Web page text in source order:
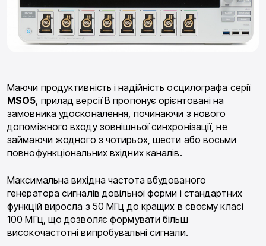
Маючи продуктивність і надійність осцилографа серії
MSO5 , прилад версії В пропонує орієнтовані на
замовника удосконалення, починаючи з нового
допоміжного входу зовнішньої синхронізації, не
займаючи жодного з чотирьох, шести або восьми
повнофункціональних вхідних каналів.
Максимальна вихідна частота вбудованого
генератора сигналів довільної форми і стандартних
функцій виросла з 50 МГц до кращих в своєму класі
100 МГц, що дозволяє формувати більш
високочастотні випробувальні сигнали.